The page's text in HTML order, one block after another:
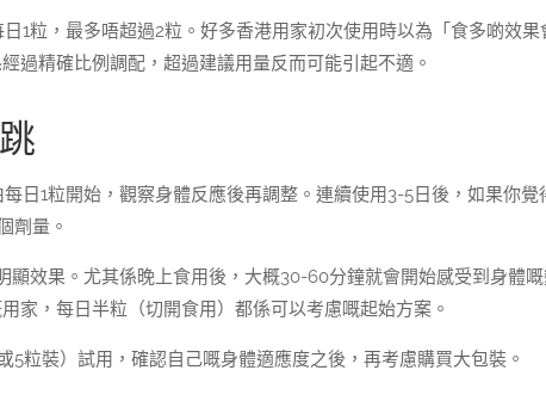
1粒，最多唔超過2粒。好多香港用家初次使用時以為「食多啲效果
精確比例調配，超過建議用量反而可能引起不適。
日1粒開始，觀察身體反應後再調整。連續使用3-5日後，如果你覺
劑量。
顯效果。尤其係晚上食用後，大概30-60分鐘就會開始感受到身體
，每日半粒（切開食用）都係可以考慮嘅起始方案。
粒裝）試用，確認自己嘅身體適應度之後，再考慮購買大包裝。